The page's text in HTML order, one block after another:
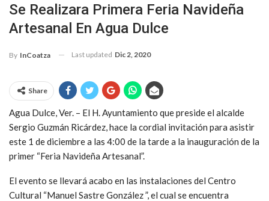
Se Realizara Primera Feria Navideña
Artesanal En Agua Dulce
By InCoatza Last updated Dic 2, 2020
Share
Agua Dulce, Ver. – El H. Ayuntamiento que preside el alcalde
Sergio Guzmán Ricárdez, hace la cordial invitación para asistir
este 1 de diciembre a las 4:00 de la tarde a la inauguración de la
primer “Feria Navideña Artesanal”.
El evento se llevará acabo en las instalaciones del Centro
Cultural “Manuel Sastre González ”, el cual se encuentra